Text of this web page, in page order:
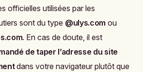
officielles utilisées par les
sont du type @ulys.com ou
. En cas de doute, il est
de taper l’adresse du site
dans votre navigateur plutôt que